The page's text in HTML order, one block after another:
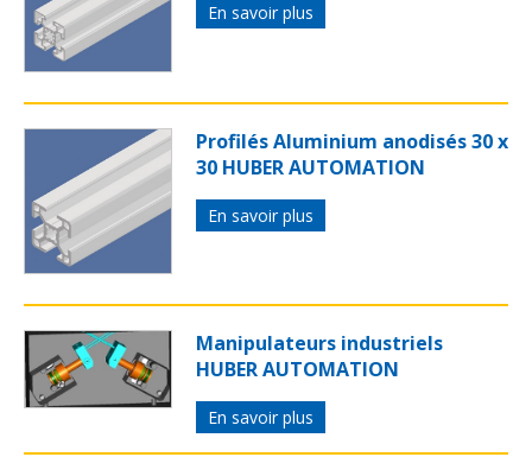
En savoir plus
Profilés Aluminium anodisés 30 x
30 HUBER AUTOMATION
En savoir plus
Manipulateurs industriels
HUBER AUTOMATION
En savoir plus